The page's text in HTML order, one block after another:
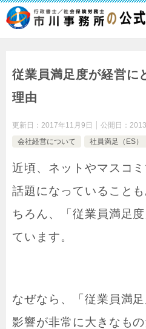
TOP
会社経営について
従業員満足度が経営にとって重要な
従業員満足度が経営に
理由
更新日： 2017年11月9日 公開日：
会社経営について
社員満足（ES）
近頃、ネットやマスコ
話題になっていること
ちろん、「従業員満足
ています。
なぜなら、「従業員満
影響が非常に大きなも